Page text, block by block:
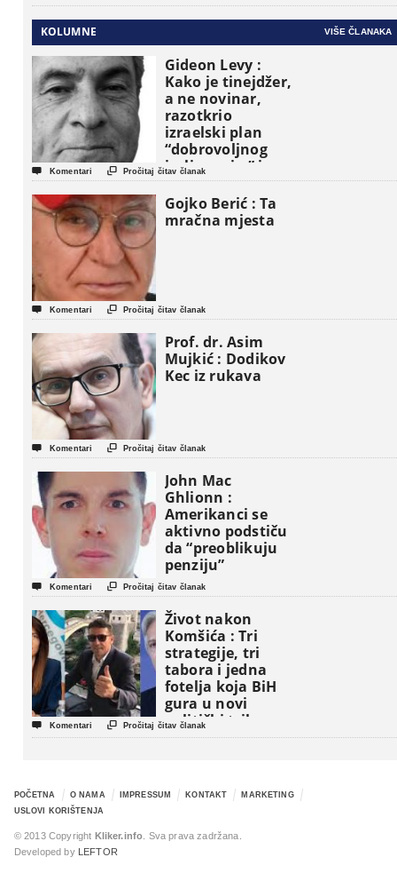
KOLUMNE VIŠE ČLANAKA
Gideon Levy :
Kako je tinejdžer,
a ne novinar,
razotkrio
izraelski plan
“dobrovoljnog
iseljavanja ” iz
Gaze
 Komentari  Pročitaj čitav članak
Gojko Berić : Ta
mračna mjesta
 Komentari  Pročitaj čitav članak
Prof. dr. Asim
Mujkić : Dodikov
Kec iz rukava
 Komentari  Pročitaj čitav članak
John Mac
Ghlionn :
Amerikanci se
aktivno podstiču
da “preoblikuju
penziju”
 Komentari  Pročitaj čitav članak
Život nakon
Komšića : Tri
strategije, tri
tabora i jedna
fotelja koja BiH
gura u novi
politički triler
 Komentari  Pročitaj čitav članak
POČETNA O NAMA IMPRESSUM KONTAKT
MARKETING
USLOVI KORIŠTENJA
© 2013 Copyright Kliker.info . Sva prava zadržana.
Developed by
LEFTOR